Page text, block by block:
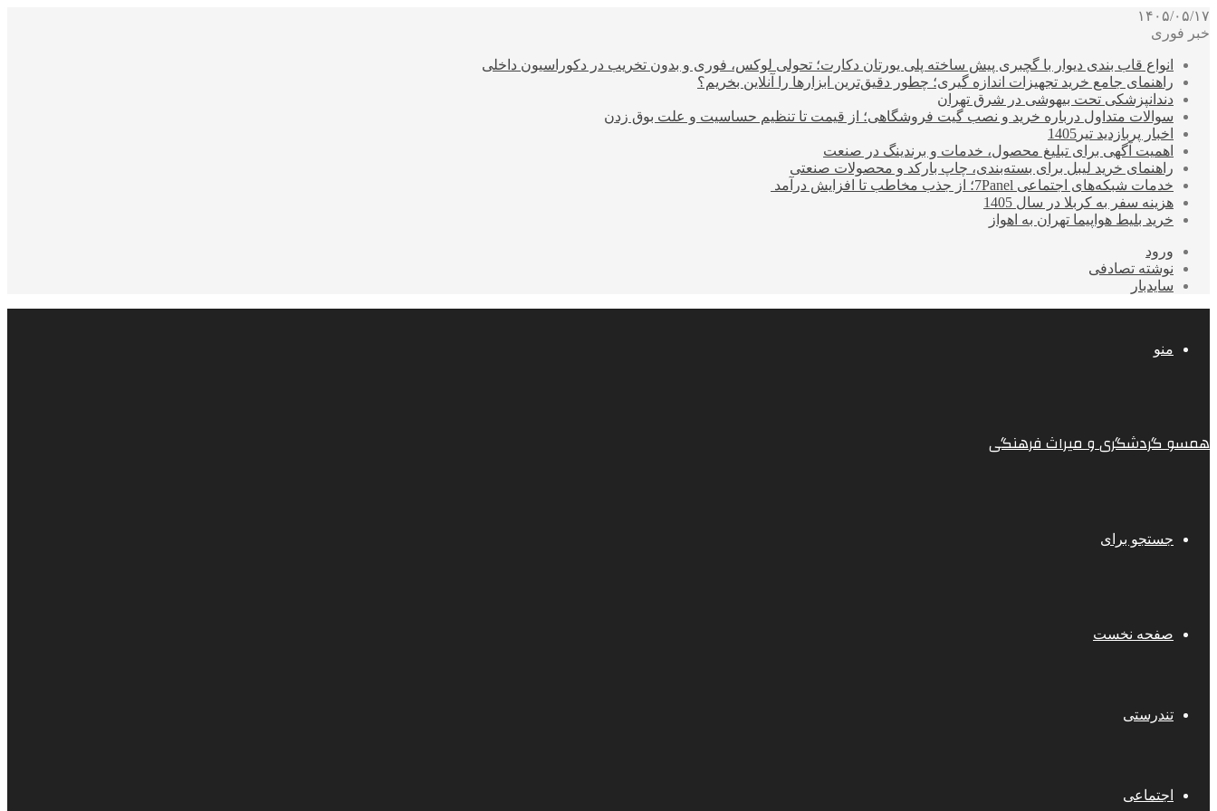
۱۴۰۵/۰۵/۱۷
خبر فوری
انواع قاب بندی دیوار با گچبری پیش ساخته پلی یورتان دکارت؛ تحولی لوکس، فوری و بدون تخریب در دکوراسیون داخلی
راهنمای جامع خرید تجهیزات اندازه گیری؛ چطور دقیق‌ترین ابزارها را آنلاین بخریم؟
دندانپزشکی تحت بیهوشی در شرق تهران
سوالات متداول درباره خرید و نصب گیت فروشگاهی؛ از قیمت تا تنظیم حساسیت و علت بوق زدن
اخبار پربازدید تیر1405
اهمیت آگهی برای تبلیغ محصول، خدمات و برندینگ در صنعت
راهنمای خرید لیبل برای بسته‌بندی، چاپ بارکد و محصولات صنعتی
خدمات شبکه‌های اجتماعی 7Panel؛ از جذب مخاطب تا افزایش درآمد
هزینه سفر به کربلا در سال 1405
خرید بلیط هواپیما تهران به اهواز
ورود
نوشته تصادفی
سایدبار
منو
همسو گردشگری و میراث فرهنگی
جستجو برای
صفحه نخست
تندرستی
اجتماعی